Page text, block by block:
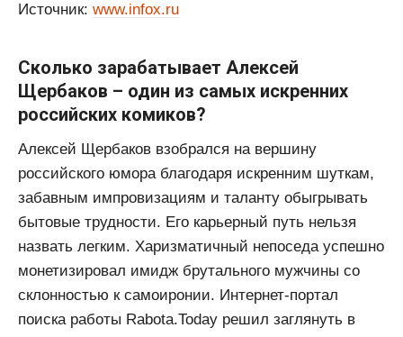
Источник: www.infox.ru
Сколько зарабатывает Алексей
Щербаков – один из самых искренних
российских комиков?
Алексей Щербаков взобрался на вершину
российского юмора благодаря искренним шуткам,
забавным импровизациям и таланту обыгрывать
бытовые трудности. Его карьерный путь нельзя
назвать легким. Харизматичный непоседа успешно
монетизировал имидж брутального мужчины со
склонностью к самоиронии. Интернет-портал
поиска работы Rabota.Today решил заглянуть в